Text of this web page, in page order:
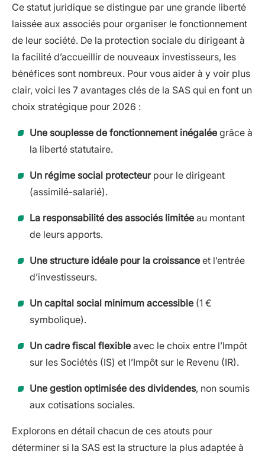
Ce statut juridique se distingue par une grande liberté
laissée aux associés pour organiser le fonctionnement
de leur société. De la protection sociale du dirigeant à
la facilité d’accueillir de nouveaux investisseurs, les
bénéfices sont nombreux. Pour vous aider à y voir plus
clair, voici les 7 avantages clés de la SAS qui en font un
choix stratégique pour 2026 :
Une souplesse de fonctionnement inégalée grâce à
la liberté statutaire.
Un régime social protecteurpour le dirigeant
(assimilé-salarié).
La responsabilité des associés limitée au montant
de leurs apports.
Une structure idéale pour la croissance et l’entrée
d’investisseurs.
Un capital social minimum accessible (1 €
symbolique).
Un cadre fiscal flexible avec le choix entre l’Impôt
sur les Sociétés (IS) et l’Impôt sur le Revenu (IR).
Une gestion optimisée des dividendes, non soumis
aux cotisations sociales.
Explorons en détail chacun de ces atouts pour
déterminer si la SAS est la structure la plus adaptée à